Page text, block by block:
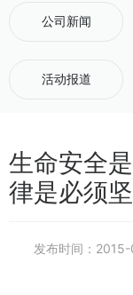
旗下企业
公司新闻
活动报道
生命安全
律是必须
发布时间：